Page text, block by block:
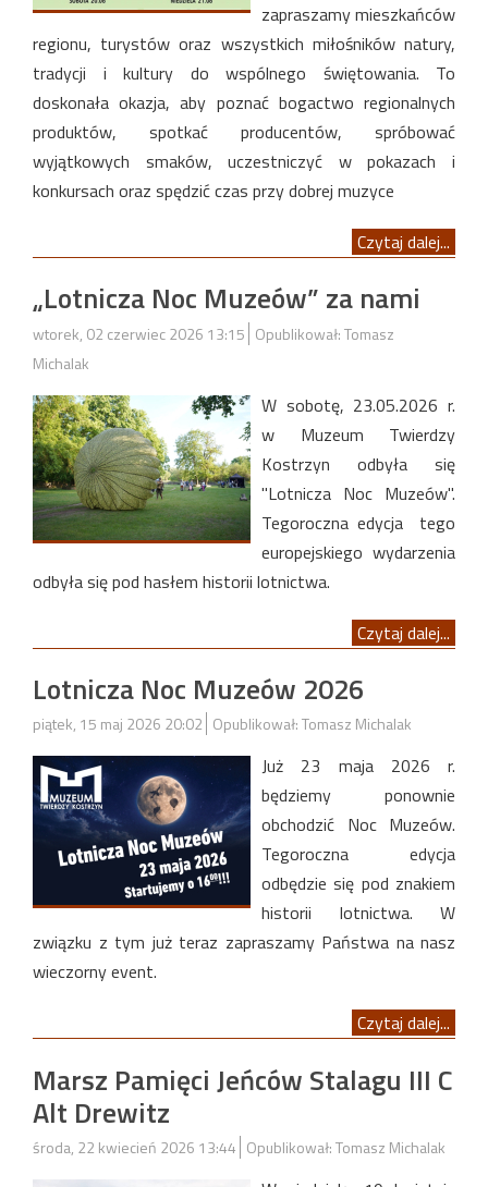
zapraszamy mieszkańców
regionu, turystów oraz wszystkich miłośników natury,
tradycji i kultury do wspólnego świętowania. To
doskonała okazja, aby poznać bogactwo regionalnych
produktów, spotkać producentów, spróbować
wyjątkowych smaków, uczestniczyć w pokazach i
konkursach oraz spędzić czas przy dobrej muzyce
Czytaj dalej...
„Lotnicza Noc Muzeów” za nami
wtorek, 02 czerwiec 2026 13:15 Opublikował: Tomasz
Michalak
W sobotę, 23.05.2026 r.
w Muzeum Twierdzy
Kostrzyn odbyła się
"Lotnicza Noc Muzeów".
Tegoroczna edycja tego
europejskiego wydarzenia
odbyła się pod hasłem historii lotnictwa.
Czytaj dalej...
Lotnicza Noc Muzeów 2026
piątek, 15 maj 2026 20:02 Opublikował: Tomasz Michalak
Już 23 maja 2026 r.
będziemy ponownie
obchodzić Noc Muzeów.
Tegoroczna edycja
odbędzie się pod znakiem
historii lotnictwa. W
związku z tym już teraz zapraszamy Państwa na nasz
wieczorny event.
Czytaj dalej...
Marsz Pamięci Jeńców Stalagu III C
Alt Drewitz
środa, 22 kwiecień 2026 13:44 Opublikował: Tomasz Michalak